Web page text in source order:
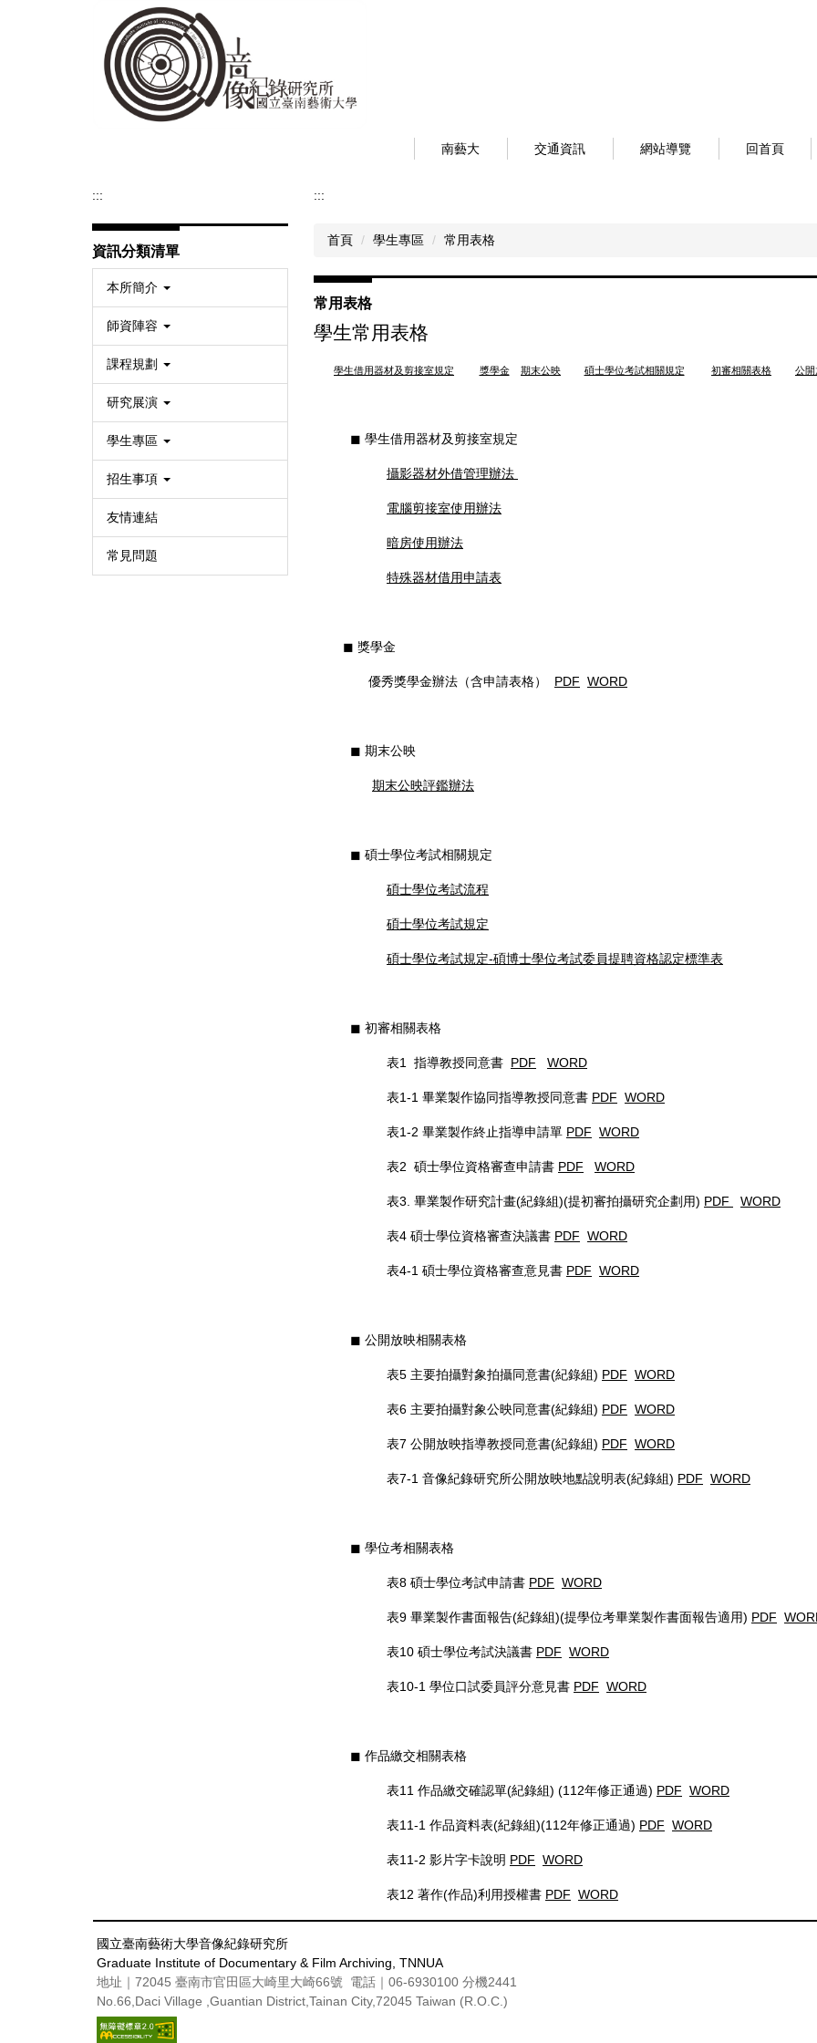
南藝大
交通資訊 網站導覽 回首頁
:::
資訊分類清單
本所簡介
師資陣容
課程規劃
研究展演
學生專區
招生事項
友情連結
常見問題
:::
首頁 學生專區 常用表格
常用表格
學生常用表格
學生借用器材及剪接室規定 獎學金 期末公映 碩士學位考試相關規定 初審相關表格 公開
◼︎ 學生借用器材及剪接室規定
攝影器材外借管理辦法
電腦剪接室使用辦法
暗房使用辦法
特殊器材借用申請表
◼︎ 獎學金
優秀獎學金辦法（含申請表格） PDF WORD
◼︎ 期末公映
期末公映評鑑辦法
◼︎ 碩士學位考試相關規定
碩士學位考試流程
碩士學位考試規定
碩士學位考試規定-碩博士學位考試委員提聘資格認定標準表
◼︎ 初審相關表格
表1 指導教授同意書 PDF WORD
表1-1 畢業製作協同指導教授同意書 PDF WORD
表1-2 畢業製作終止指導申請單 PDF WORD
表2 碩士學位資格審查申請書 PDF WORD
表3. 畢業製作研究計畫(紀錄組)(提初審拍攝研究企劃用) PDF WORD
表4 碩士學位資格審查決議書 PDF WORD
表4-1 碩士學位資格審查意見書 PDF WORD
◼︎ 公開放映相關表格
表5 主要拍攝對象拍攝同意書(紀錄組) PDF WORD
表6 主要拍攝對象公映同意書(紀錄組) PDF WORD
表7 公開放映指導教授同意書(紀錄組) PDF WORD
表7-1 音像紀錄研究所公開放映地點說明表(紀錄組) PDF WORD
◼︎ 學位考相關表格
表8 碩士學位考試申請書 PDF WORD
表9 畢業製作書面報告(紀錄組)(提學位考畢業製作書面報告適用) PDF
表10 碩士學位考試決議書 PDF WORD
表10-1 學位口試委員評分意見書 PDF WORD
◼︎ 作品繳交相關表格
表11 作品繳交確認單(紀錄組) (112年修正通過) PDF WORD
表11-1 作品資料表(紀錄組)(112年修正通過) PDF WORD
表11-2 影片字卡說明 PDF WORD
表12 著作(作品)利用授權書 PDF WORD
國立臺南藝術大學音像紀錄研究所
Graduate Institute of Documentary & Film Archiving, TNNUA
地址｜72045 臺南市官田區大崎里大崎66號 電話｜06-6930100 分機2441
No.66,Daci Village ,Guantian District,Tainan City,72045 Taiwan (R.O.C.)